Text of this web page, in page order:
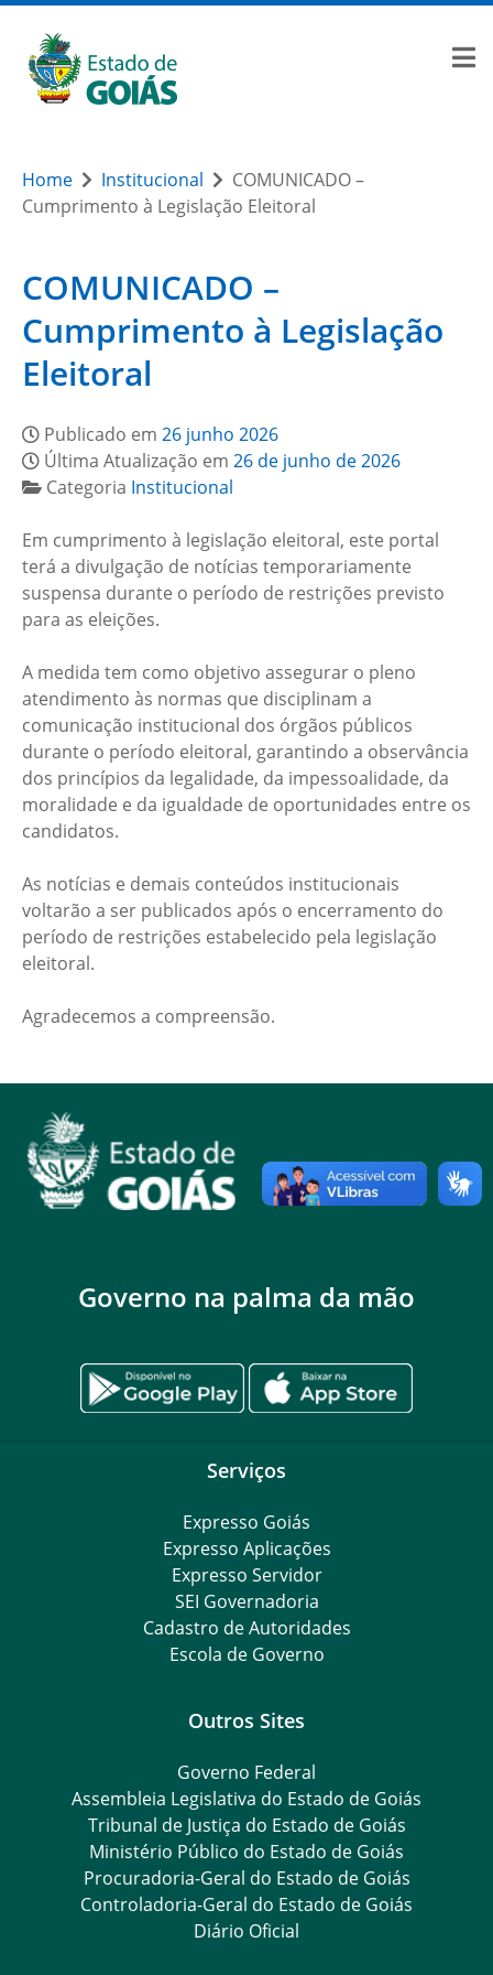
Home Institucional
COMUNICADO –
Cumprimento à Legislação Eleitoral
COMUNICADO –
Cumprimento à Legislação
Eleitoral
Publicado em 26 junho 2026
Última Atualização em 26 de junho de 2026
Categoria Institucional
Em cumprimento à legislação eleitoral, este portal
terá a divulgação de notícias temporariamente
suspensa durante o período de restrições previsto
para as eleições.
A medida tem como objetivo assegurar o pleno
atendimento às normas que disciplinam a
comunicação institucional dos órgãos públicos
durante o período eleitoral, garantindo a observância
dos princípios da legalidade, da impessoalidade, da
moralidade e da igualdade de oportunidades entre os
candidatos.
As notícias e demais conteúdos institucionais
voltarão a ser publicados após o encerramento do
período de restrições estabelecido pela legislação
eleitoral.
Agradecemos a compreensão.
Governo na palma da mão
Serviços
Expresso Goiás
Expresso Aplicações
Expresso Servidor
SEI Governadoria
Cadastro de Autoridades
Escola de Governo
Outros Sites
Governo Federal
Assembleia Legislativa do Estado de Goiás
Tribunal de Justiça do Estado de Goiás
Ministério Público do Estado de Goiás
Procuradoria-Geral do Estado de Goiás
Controladoria-Geral do Estado de Goiás
Diário Oficial